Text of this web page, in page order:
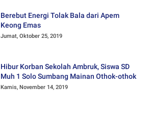
Berebut Energi Tolak Bala dari Apem
Keong Emas
Jumat, Oktober 25, 2019
Hibur Korban Sekolah Ambruk, Siswa SD
Muh 1 Solo Sumbang Mainan Othok-othok
Kamis, November 14, 2019